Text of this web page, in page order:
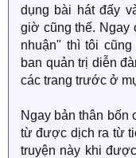
dụng bài hát đấy
giờ cũng thế. Ngay
nhuận" thì tôi
ban quản trị diễn
các trang trước ở
Ngay bản thân bốn
từ được dịch ra từ
truyện này khi